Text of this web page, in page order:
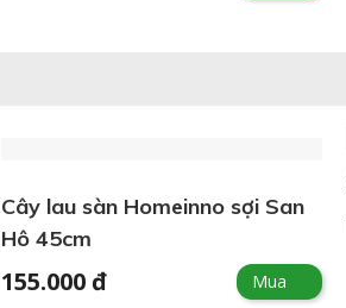
Cây lau sàn Homeinno sợi San
Hô 45cm
155.000 đ Mua